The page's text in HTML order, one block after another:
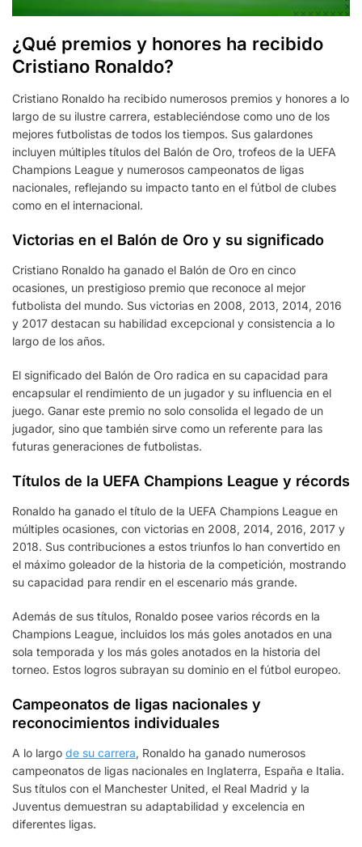
¿Qué premios y honores ha recibido
Cristiano Ronaldo?
Cristiano Ronaldo ha recibido numerosos premios y honores a lo
largo de su ilustre carrera, estableciéndose como uno de los
mejores futbolistas de todos los tiempos. Sus galardones
incluyen múltiples títulos del Balón de Oro, trofeos de la UEFA
Champions League y numerosos campeonatos de ligas
nacionales, reflejando su impacto tanto en el fútbol de clubes
como en el internacional.
Victorias en el Balón de Oro y su significado
Cristiano Ronaldo ha ganado el Balón de Oro en cinco
ocasiones, un prestigioso premio que reconoce al mejor
futbolista del mundo. Sus victorias en 2008, 2013, 2014, 2016
y 2017 destacan su habilidad excepcional y consistencia a lo
largo de los años.
El significado del Balón de Oro radica en su capacidad para
encapsular el rendimiento de un jugador y su influencia en el
juego. Ganar este premio no solo consolida el legado de un
jugador, sino que también sirve como un referente para las
futuras generaciones de futbolistas.
Títulos de la UEFA Champions League y récords
Ronaldo ha ganado el título de la UEFA Champions League en
múltiples ocasiones, con victorias en 2008, 2014, 2016, 2017 y
2018. Sus contribuciones a estos triunfos lo han convertido en
el máximo goleador de la historia de la competición, mostrando
su capacidad para rendir en el escenario más grande.
Además de sus títulos, Ronaldo posee varios récords en la
Champions League, incluidos los más goles anotados en una
sola temporada y los más goles anotados en la historia del
torneo. Estos logros subrayan su dominio en el fútbol europeo.
Campeonatos de ligas nacionales y
reconocimientos individuales
A lo largo de su carrera, Ronaldo ha ganado numerosos
campeonatos de ligas nacionales en Inglaterra, España e Italia.
Sus títulos con el Manchester United, el Real Madrid y la
Juventus demuestran su adaptabilidad y excelencia en
diferentes ligas.